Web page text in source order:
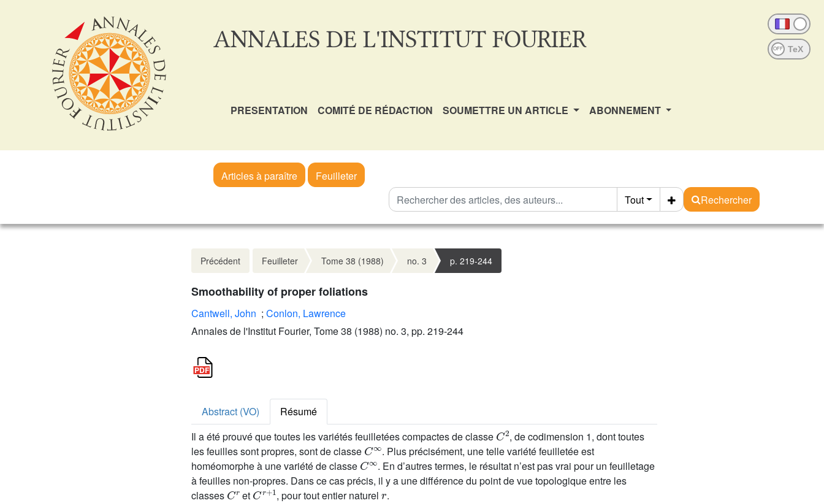
ANNALES DE L'INSTITUT FOURIER OFF
PRESENTATION COMITÉ DE RÉDACTION SOUMETTRE UN ARTICLE ABONNEMENT
Articles à paraître
Feuilleter
Tout
Rechercher
Précédent Feuilleter Tome 38 (1988) no. 3 p. 219-244
Smoothability of proper foliations
Cantwell, John ; Conlon, Lawrence
Annales de l'Institut Fourier, Tome 38 (1988) no. 3, pp. 219-244
Abstract (VO)
Résumé
Il a été prouvé que toutes les variétés feuilletées compactes de classe
C2
, de codimension 1, dont toutes
les feuilles sont propres, sont de classe
C∞
. Plus précisément, une telle variété feuilletée est
homéomorphe à une variété de classe
C∞
. En d’autres termes, le résultat n’est pas vrai pour un feuilletage
à feuilles non-propres. Dans ce cas précis, il y a une différence du point de vue topologique entre les
classes
Cr
et
Cr+1
, pour tout entier naturel
r
.